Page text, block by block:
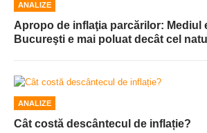
ANALIZE
Apropo de inflaţia parcărilor: Mediul
Bucureşti e mai poluat decât cel
ANALIZE
Cât costă descântecul de inflație?